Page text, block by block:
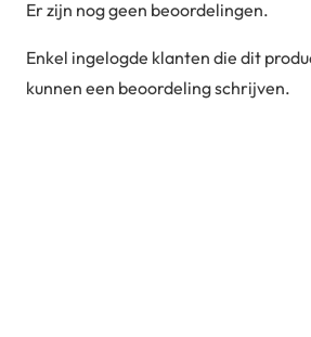
Er zijn nog geen beoordelingen.
Enkel ingelogde klanten die dit
kunnen een beoordeling schrijven.